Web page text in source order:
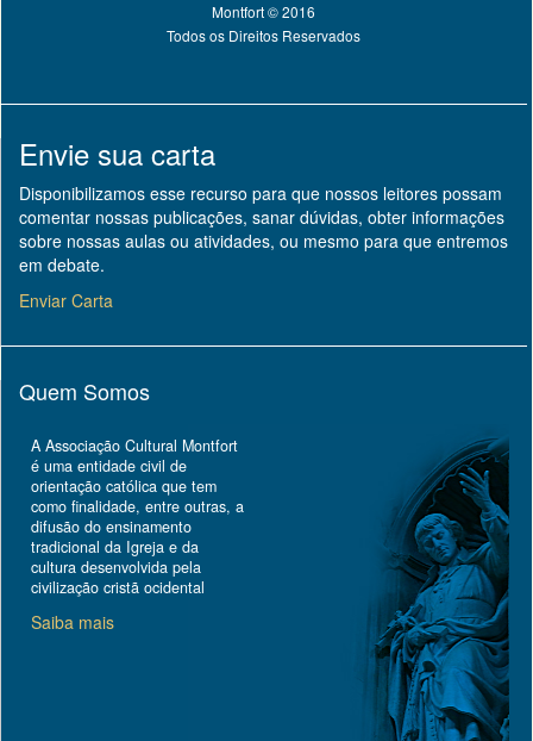
Montfort © 2016
Todos os Direitos Reservados
Envie sua carta
Disponibilizamos esse recurso para que nossos leitores possam
comentar nossas publicações, sanar dúvidas, obter informações
sobre nossas aulas ou atividades, ou mesmo para que entremos
em debate.
Enviar Carta
Quem Somos
A Associação Cultural Montfort
é uma entidade civil de
orientação católica que tem
como finalidade, entre outras, a
difusão do ensinamento
tradicional da Igreja e da
cultura desenvolvida pela
civilização cristã ocidental
Saiba mais